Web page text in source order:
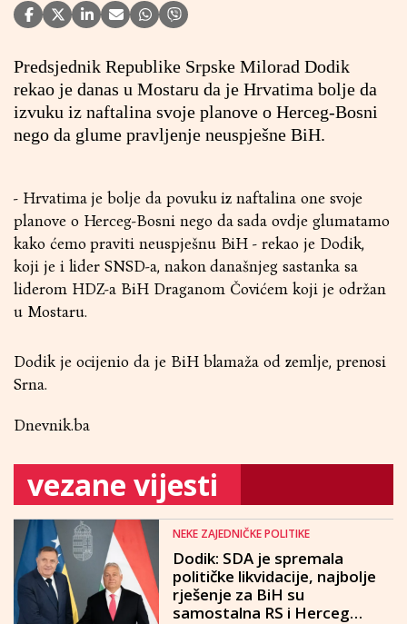
Predsjednik Republike Srpske Milorad Dodik
rekao je danas u Mostaru da je Hrvatima bolje da
izvuku iz naftalina svoje planove o Herceg-Bosni
nego da glume pravljenje neuspješne BiH.
- Hrvatima je bolje da povuku iz naftalina one svoje
planove o Herceg-Bosni nego da sada ovdje glumatamo
kako ćemo praviti neuspješnu BiH - rekao je Dodik,
koji je i lider SNSD-a, nakon današnjeg sastanka sa
liderom HDZ-a BiH Draganom Čovićem koji je održan
u Mostaru.
Dodik je ocijenio da je BiH blamaža od zemlje, prenosi
Srna.
Dnevnik.ba
vezane vijesti
NEKE ZAJEDNIČKE POLITIKE
Dodik: SDA je spremala
političke likvidacije, najbolje
rješenje za BiH su
samostalna RS i Herceg